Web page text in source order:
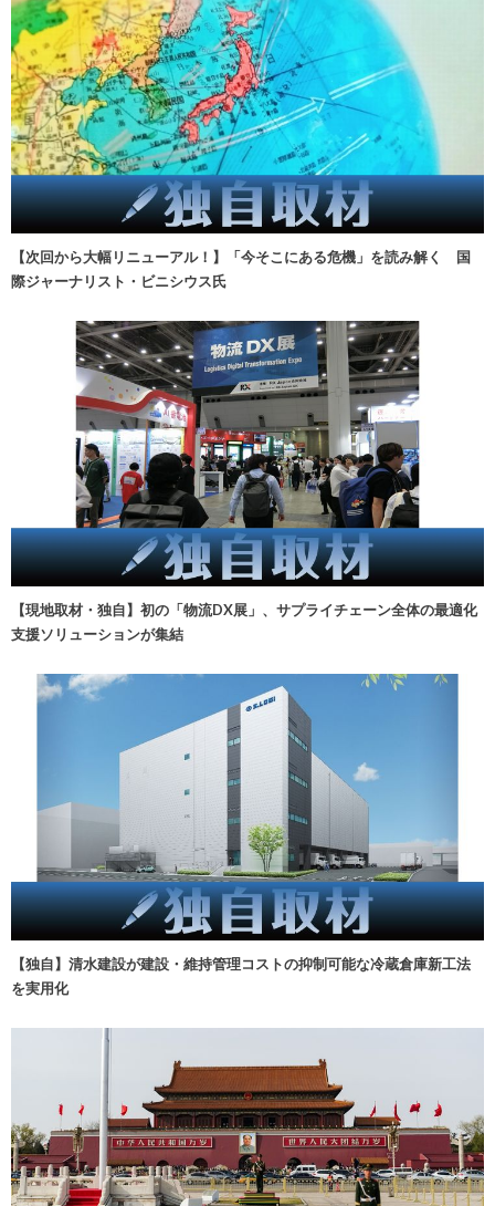
【次回から大幅リニューアル！】「今そこにある危機」を読み解く 国
際ジャーナリスト・ビニシウス氏
【現地取材・独自】初の「物流DX展」、サプライチェーン全体の最適化
支援ソリューションが集結
【独自】清水建設が建設・維持管理コストの抑制可能な冷蔵倉庫新工法
を実用化